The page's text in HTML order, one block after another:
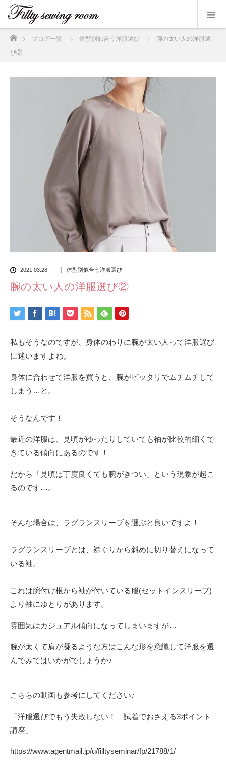
ブログ一覧 体型別似合う洋服選び
腕の太い人の洋服選
び②
2021.03.28 体型別似合う洋服選び
腕の太い人の洋服選び②
私もそうなのですが、身体のわりに腕が太い人って洋服選び
に迷いますよね。
身体に合わせて洋服を買うと、腕がピッタリでムチムチして
しまう…と。
そうなんです！
最近の洋服は、見頃がゆったりしていても袖が比較的細くで
きている傾向にあるのです！
だから「見頃は丁度良くても腕がきつい」という現象が起こ
るのです…。
そんな場合は、ラグランスリーブを選ぶと良いですよ！
ラグランスリーブとは、襟ぐりから斜めに切り替えになって
いる袖。
これは腕付け根から袖が付いている服(セットインスリーブ)
より袖にゆとりがあります。
雰囲気はカジュアル傾向になってしまいますが…
腕が太くて肩が凝るような方はこんな形を意識して洋服を選
んでみてはいかがでしょうか♪
こちらの動画も参考にしてください♪
「洋服選びでもう失敗しない！ 試着でおさえる3ポイント
講座」
https://www.agentmail.jp/u/filltyseminar/fp/21788/1/